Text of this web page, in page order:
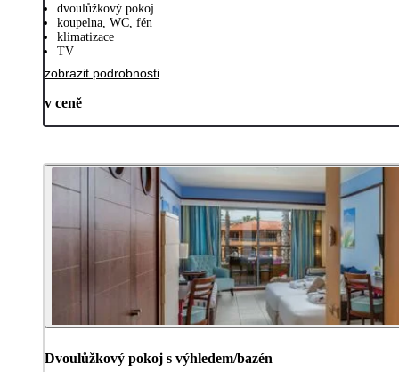
dvoulůžkový pokoj
koupelna, WC, fén
klimatizace
TV
zobrazit podrobnosti
v ceně
Dvoulůžkový pokoj s výhledem/bazén